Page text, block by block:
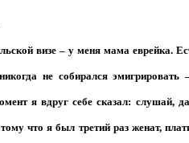
визе – у меня мама еврейка.
не собирался
я вдруг себе сказал: слушай,
что я был третий раз женат,